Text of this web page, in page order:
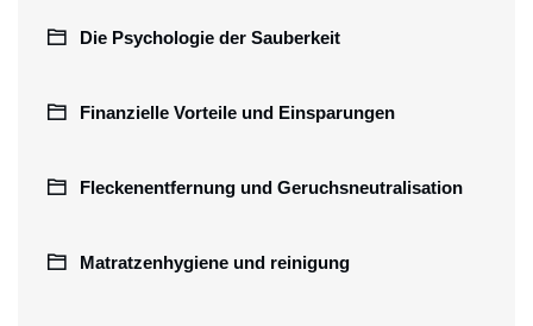
Die Psychologie der Sauberkeit
Finanzielle Vorteile und Einsparungen
Fleckenentfernung und Geruchsneutralisation
Matratzenhygiene und reinigung